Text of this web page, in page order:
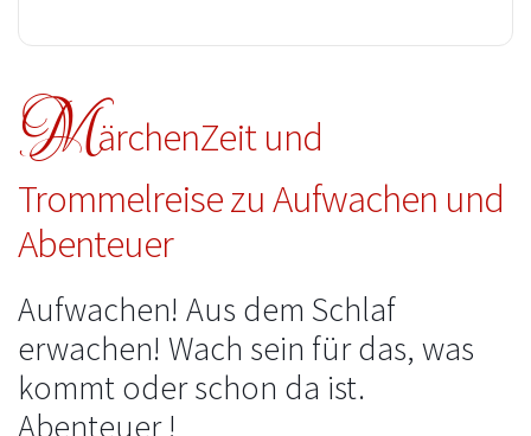
MärchenZeit und
Trommelreise zu Aufwachen und
Abenteuer
Aufwachen! Aus dem Schlaf
erwachen! Wach sein für das, was
kommt oder schon da ist.
Abenteuer !